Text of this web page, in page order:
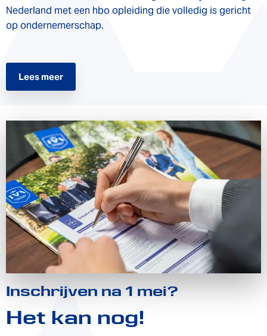
Nederland met een hbo opleiding die volledig is gericht
op ondernemerschap.
Lees meer
Inschrijven na 1 mei?
Het kan nog!